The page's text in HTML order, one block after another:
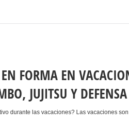
FORMA EN
JUJITSU Y
durante las vacaciones? Las vacaciones